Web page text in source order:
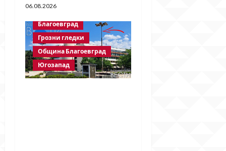
06.08.2026
Благоевград
Грозни гледки
Община Благоевград
Югозапад